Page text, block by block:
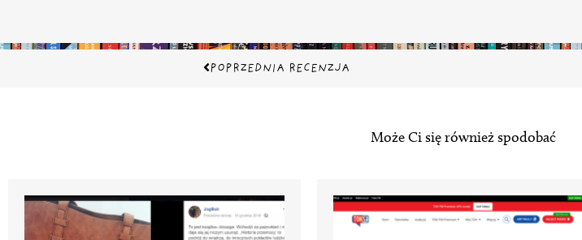
Prev
POPRZEDNIA RECENZJA
Może Ci się również spodobać